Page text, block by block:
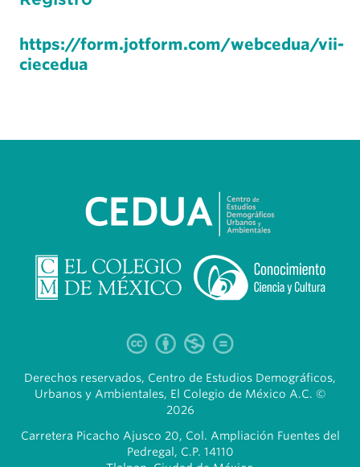
https://form.jotform.com/webcedua/vii-
ciecedua
Derechos reservados, Centro de Estudios Demográficos,
Urbanos y Ambientales, El Colegio de México A.C. ©
2026
Carretera Picacho Ajusco 20, Col. Ampliación Fuentes del
Pedregal, C.P. 14110